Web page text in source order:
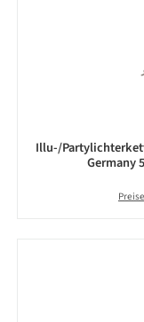
Illu-/
Germany